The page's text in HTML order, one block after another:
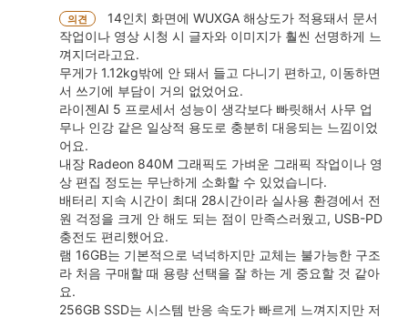
의견
14인치 화면에 WUXGA 해상도가 적용돼서 문서
작업이나 영상 시청 시 글자와 이미지가 훨씬 선명하게 느
껴지더라고요.
무게가 1.12kg밖에 안 돼서 들고 다니기 편하고, 이동하면
서 쓰기에 부담이 거의 없었어요.
라이젠AI 5 프로세서 성능이 생각보다 빠릿해서 사무 업
무나 인강 같은 일상적 용도로 충분히 대응되는 느낌이었
어요.
내장 Radeon 840M 그래픽도 가벼운 그래픽 작업이나 영
상 편집 정도는 무난하게 소화할 수 있었습니다.
배터리 지속 시간이 최대 28시간이라 실사용 환경에서 전
원 걱정을 크게 안 해도 되는 점이 만족스러웠고, USB-PD
충전도 편리했어요.
램 16GB는 기본적으로 넉넉하지만 교체는 불가능한 구조
라 처음 구매할 때 용량 선택을 잘 하는 게 중요할 것 같아
요.
256GB SSD는 시스템 반응 속도가 빠르게 느껴지지만 저